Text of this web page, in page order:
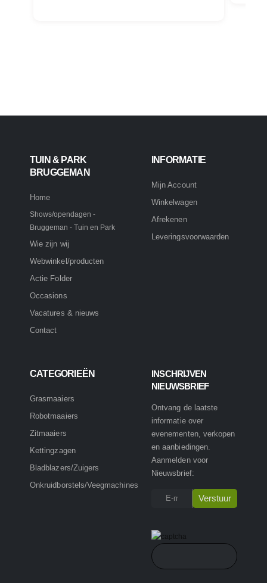
TUIN & PARK
BRUGGEMAN
Home
Shows/opendagen -
Bruggeman - Tuin en Park
Wie zijn wij
Webwinkel/producten
Actie Folder
Occasions
Vacatures & nieuws
Contact
INFORMATIE
Mijn Account
Winkelwagen
Afrekenen
Leveringsvoorwaarden
CATEGORIEËN
Grasmaaiers
Robotmaaiers
Zitmaaiers
Kettingzagen
Bladblazers/Zuigers
Onkruidborstels/Veegmachines
INSCHRIJVEN
NIEUWSBRIEF
Ontvang de laatste
informatie over
evenementen, verkopen
en aanbiedingen.
Aanmelden voor
Nieuwsbrief: